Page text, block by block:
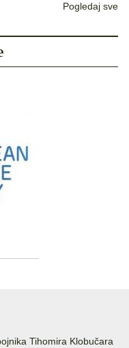
Pogledaj sve
Tihomira Klobučara